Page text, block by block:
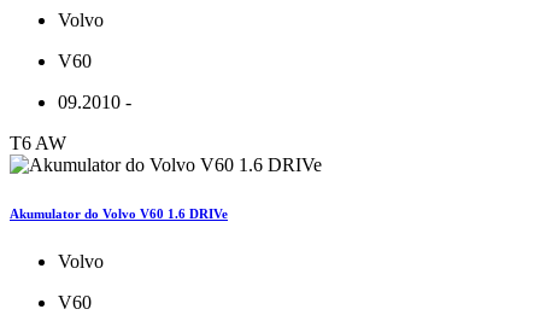
Volvo
V60
09.2010 -
T6 AW
Akumulator do Volvo V60 1.6 DRIVe
Volvo
V60